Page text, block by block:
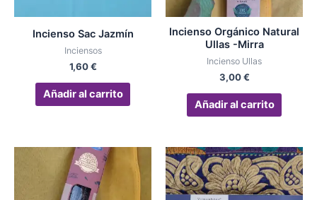
Incienso Sac Jazmín
Inciensos
1,60€
Añadir al carrito
Incienso Orgánico Natural
Ullas -Mirra
Incienso Ullas
3,00€
Añadir al carrito